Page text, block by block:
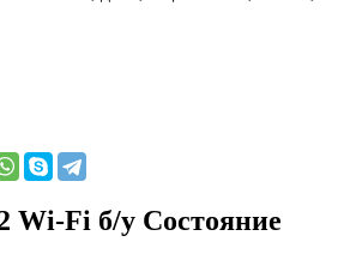
Wi-Fi б/у Состояние